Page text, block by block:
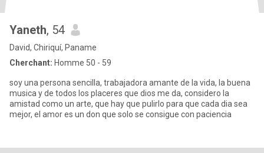
Yaneth, 54
David, Chiriquí, Paname
Cherchant: Homme 50 - 59
soy una persona sencilla, trabajadora amante de la vida, la buena
musica y de todos los placeres que dios me da, considero la
amistad como un arte, que hay que pulirlo para que cada dia sea
mejor, el amor es un don que solo se consigue con paciencia